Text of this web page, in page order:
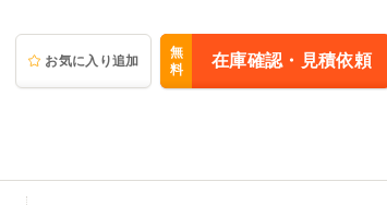
お気に入り追加
無
料
在庫確認・見積依頼